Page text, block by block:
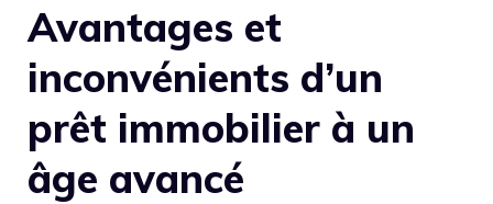
Avantages et
inconvénients d’un
prêt immobilier à un
âge avancé